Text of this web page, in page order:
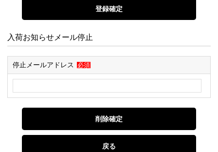
入荷お知らせメール停止
停止メールアドレス 必須